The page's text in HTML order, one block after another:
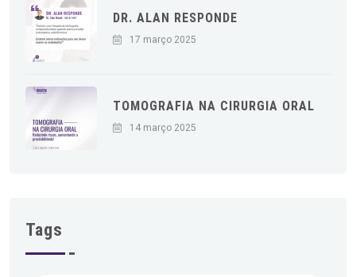
DR. ALAN RESPONDE
17 março 2025
TOMOGRAFIA NA CIRURGIA ORAL
14 março 2025
Tags